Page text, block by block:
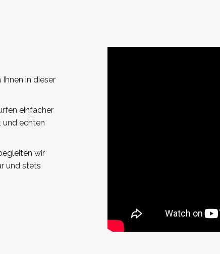
in dieser
einfacher
und echten
wir
und stets